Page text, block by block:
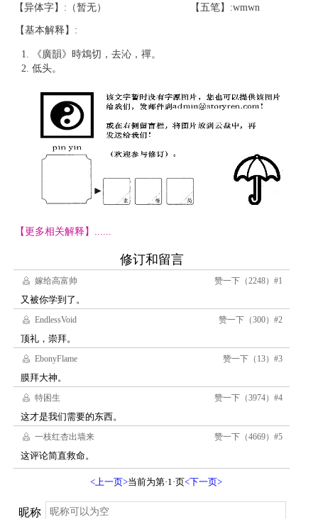
【异体字】:（暂无） 【五笔】:wmwn
【基本解释】:
《廣韻》時鴆切，去沁，禪。
低头。
【更多相关解释】......